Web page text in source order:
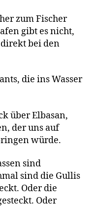
zum Fischer
gibt es nicht,
bei den
die ins Wasser
über Elbasan,
der uns auf
würde.
sind
sind die Gullis
Oder die
Oder